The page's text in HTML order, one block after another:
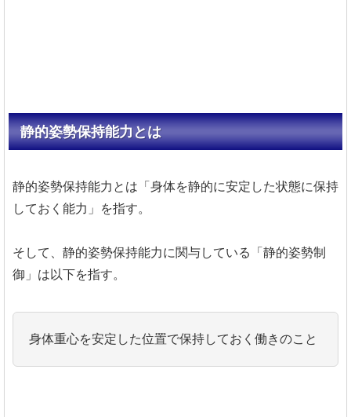
静的姿勢保持能力とは
静的姿勢保持能力とは「身体を静的に安定した状態に保持
しておく能力」を指す。
そして、静的姿勢保持能力に関与している「静的姿勢制
御」は以下を指す。
身体重心を安定した位置で保持しておく働きのこと